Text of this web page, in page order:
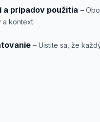
prípadov použitia –
a kontext.
– Uistite sa, že